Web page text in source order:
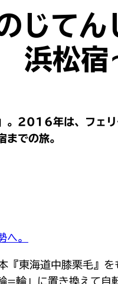
てん
浜松
。2016年は、フェ
での旅。
へ。
東海道中膝栗毛』
輪」に置き換えて自